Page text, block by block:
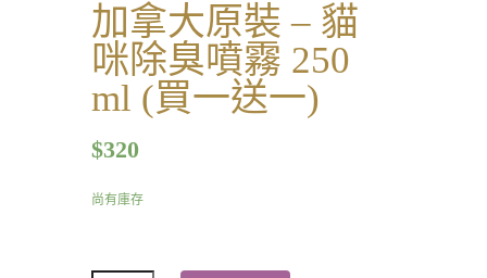
加拿大原裝 – 貓
咪除臭噴霧 250
ml (買一送一)
$320
尚有庫存